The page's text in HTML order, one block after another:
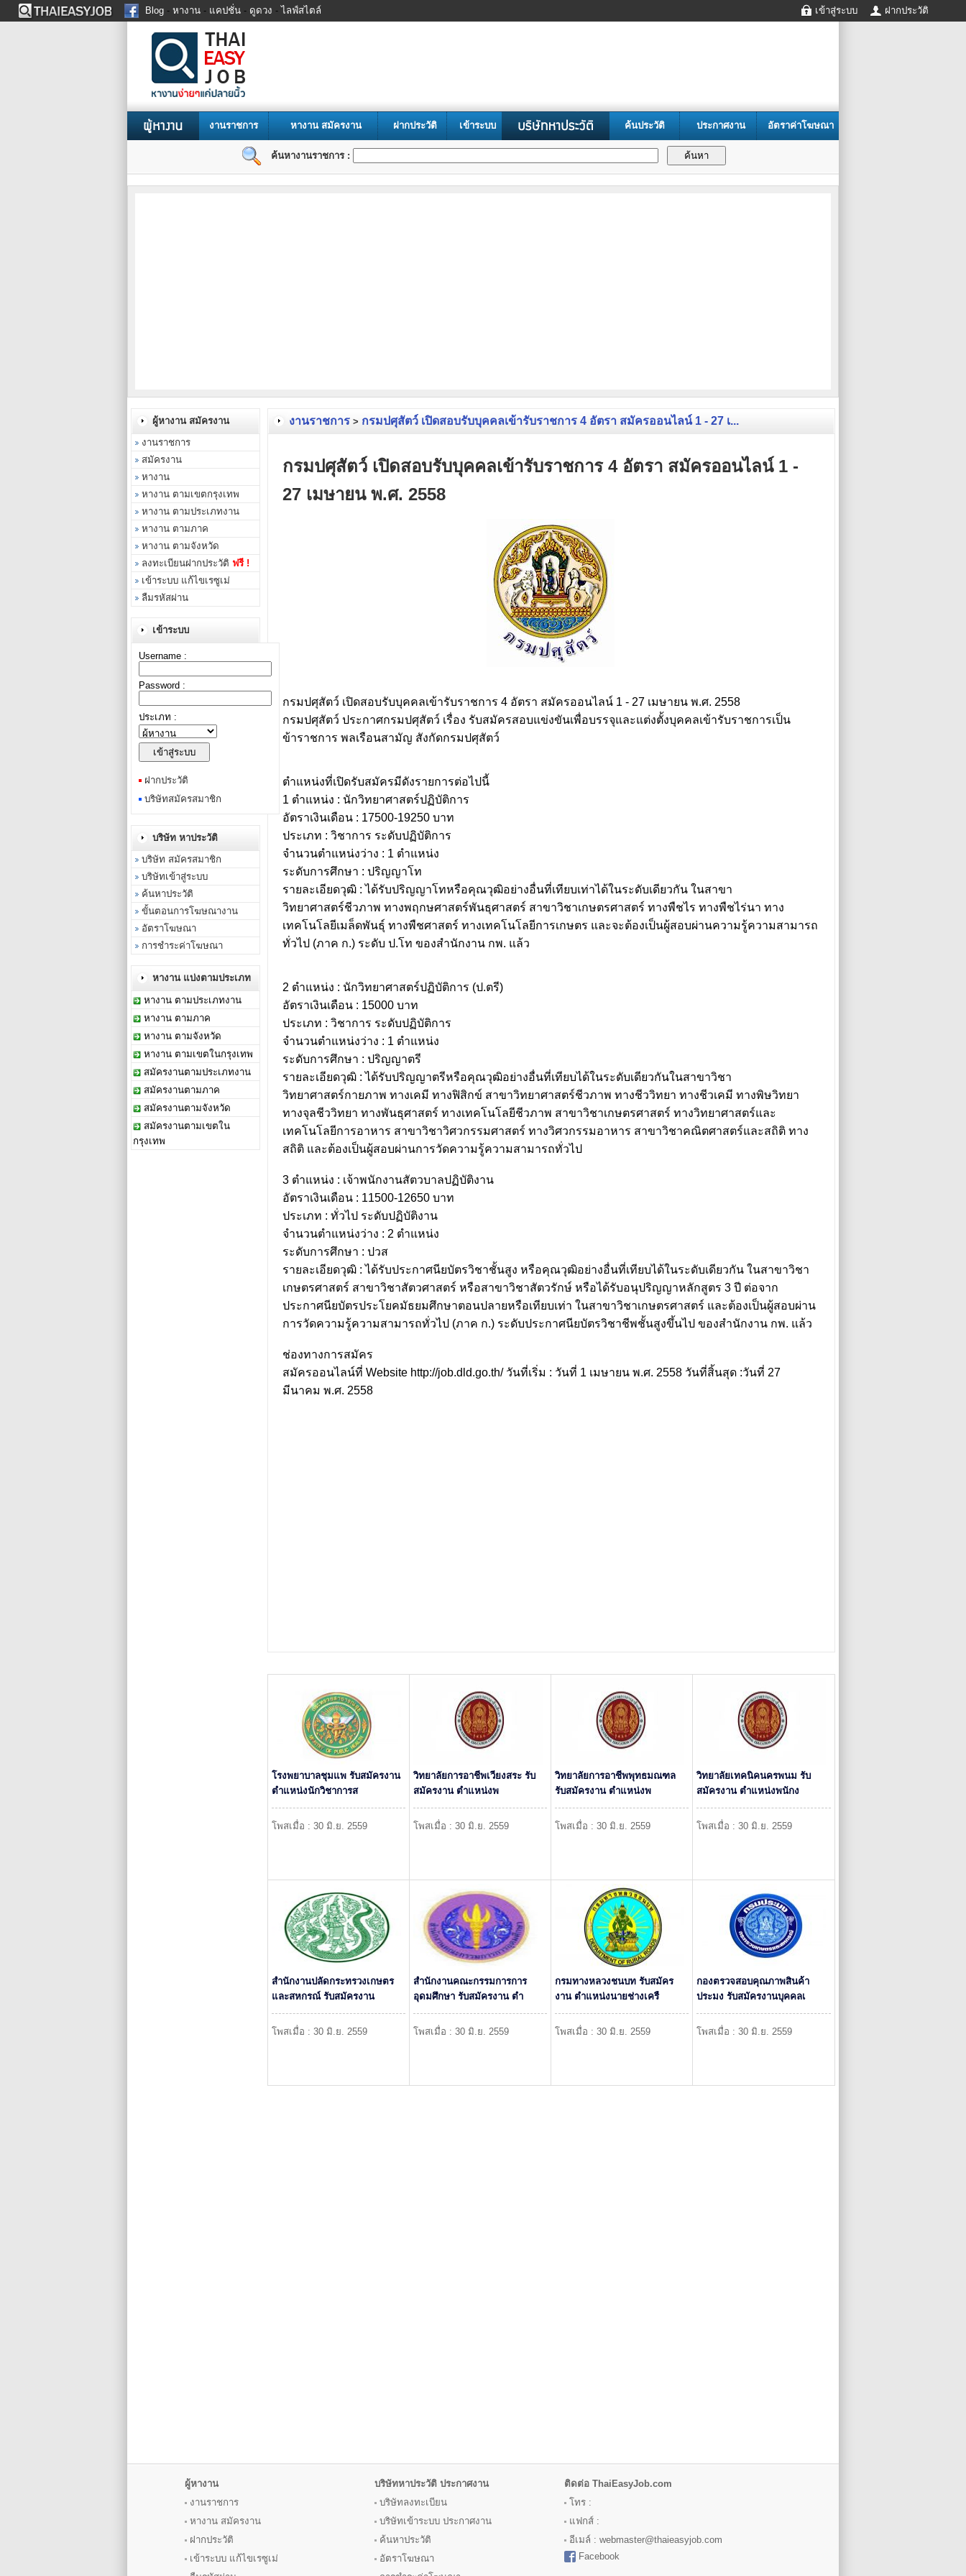
Blog - หางาน - แคปชั่น - ดูดวง -ไลฟ์สไตล์ เข้าสู่ระบบ ฝากประวัติ
งานราชการ หางาน สมัครงาน ฝากประวัติ เข้าระบบ ค้นประวัติ ประกาศงาน อัตราค่าโฆษณา
ค้นหางานราชการ :
งานราชการ > กรมปศุสัตว์ เปิดสอบรับบุคคลเข้ารับราชการ 4 อัตรา สมัครออนไลน์ 1 - 27 เ...
กรมปศุสัตว์ เปิดสอบรับบุคคลเข้ารับราชการ 4 อัตรา สมัครออนไลน์ 1 -
27 เมษายน พ.ศ. 2558
กรมปศุสัตว์ เปิดสอบรับบุคคลเข้ารับราชการ 4 อัตรา สมัครออนไลน์ 1 - 27 เมษายน พ.ศ. 2558
กรมปศุสัตว์ ประกาศกรมปศุสัตว์ เรื่อง รับสมัครสอบแข่งขันเพื่อบรรจุและแต่งตั้งบุคคลเข้ารับราชการเป็น
ข้าราชการ พลเรือนสามัญ สังกัดกรมปศุสัตว์
ตำแหน่งที่เปิดรับสมัครมีดังรายการต่อไปนี้
1 ตำแหน่ง : นักวิทยาศาสตร์ปฏิบัติการ
อัตราเงินเดือน : 17500-19250 บาท
ประเภท : วิชาการ ระดับปฏิบัติการ
จำนวนตำแหน่งว่าง : 1 ตำแหน่ง
ระดับการศึกษา : ปริญญาโท
รายละเอียดวุฒิ : ได้รับปริญญาโทหรือคุณวุฒิอย่างอื่นที่เทียบเท่าได้ในระดับเดียวกัน ในสาขา
วิทยาศาสตร์ชีวภาพ ทางพฤกษศาสตร์พันธุศาสตร์ สาขาวิชาเกษตรศาสตร์ ทางพืชไร ทางพืชไร่นา ทาง
เทคโนโลยีเมล็ดพันธุ์ ทางพืชศาสตร์ ทางเทคโนโลยีการเกษตร และจะต้องเป็นผู้สอบผ่านความรู้ความสามารถ
ทั่วไป (ภาค ก.) ระดับ ป.โท ของสำนักงาน กพ. แล้ว
2 ตำแหน่ง : นักวิทยาศาสตร์ปฏิบัติการ (ป.ตรี)
อัตราเงินเดือน : 15000 บาท
ประเภท : วิชาการ ระดับปฏิบัติการ
จำนวนตำแหน่งว่าง : 1 ตำแหน่ง
ระดับการศึกษา : ปริญญาตรี
รายละเอียดวุฒิ : ได้รับปริญญาตรีหรือคุณวุฒิอย่างอื่นที่เทียบได้ในระดับเดียวกันในสาขาวิชา
วิทยาศาสตร์กายภาพ ทางเคมี ทางฟิสิกข์ สาขาวิทยาศาสตร์ชีวภาพ ทางชีววิทยา ทางชีวเคมี ทางพิษวิทยา
ทางจุลชีววิทยา ทางพันธุศาสตร์ ทางเทคโนโลยีชีวภาพ สาขาวิชาเกษตรศาสตร์ ทางวิทยาศาสตร์และ
เทคโนโลยีการอาหาร สาขาวิชาวิศวกรรมศาสตร์ ทางวิศวกรรมอาหาร สาขาวิชาคณิตศาสตร์และสถิติ ทาง
สถิติ และต้องเป็นผู้สอบผ่านการวัดความรู้ความสามารถทั่วไป
3 ตำแหน่ง : เจ้าพนักงานสัตวบาลปฏิบัติงาน
อัตราเงินเดือน : 11500-12650 บาท
ประเภท : ทั่วไป ระดับปฏิบัติงาน
จำนวนตำแหน่งว่าง : 2 ตำแหน่ง
ระดับการศึกษา : ปวส
รายละเอียดวุฒิ : ได้รับประกาศนียบัตรวิชาชั้นสูง หรือคุณวุฒิอย่างอื่นที่เทียบได้ในระดับเดียวกัน ในสาขาวิชา
เกษตรศาสตร์ สาขาวิชาสัตวศาสตร์ หรือสาขาวิชาสัตวรักษ์ หรือได้รับอนุปริญญาหลักสูตร 3 ปี ต่อจาก
ประกาศนียบัตรประโยคมัธยมศึกษาตอนปลายหรือเทียบเท่า ในสาขาวิชาเกษตรศาสตร์ และต้องเป็นผู้สอบผ่าน
การวัดความรู้ความสามารถทั่วไป (ภาค ก.) ระดับประกาศนียบัตรวิชาชีพชั้นสูงขึ้นไป ของสำนักงาน กพ. แล้ว
ช่องทางการสมัคร
สมัครออนไลน์ที่ Website http://job.dld.go.th/ วันที่เริ่ม : วันที่ 1 เมษายน พ.ศ. 2558 วันที่สิ้นสุด :วันที่ 27
มีนาคม พ.ศ. 2558
โรงพยาบาลชุมแพ รับสมัครงาน
ตำแหน่งนักวิชาการส
โพสเมื่อ : 30 มิ.ย. 2559
วิทยาลัยการอาชีพเวียงสระ รับ
สมัครงาน ตำแหน่งพ
โพสเมื่อ : 30 มิ.ย. 2559
วิทยาลัยการอาชีพพุทธมณฑล
รับสมัครงาน ตำแหน่งพ
โพสเมื่อ : 30 มิ.ย. 2559
วิทยาลัยเทคนิคนครพนม รับ
สมัครงาน ตำแหน่งพนักง
โพสเมื่อ : 30 มิ.ย. 2559
สำนักงานปลัดกระทรวงเกษตร
และสหกรณ์ รับสมัครงาน
โพสเมื่อ : 30 มิ.ย. 2559
สำนักงานคณะกรรมการการ
อุดมศึกษา รับสมัครงาน ตำ
โพสเมื่อ : 30 มิ.ย. 2559
กรมทางหลวงชนบท รับสมัคร
งาน ตำแหน่งนายช่างเครื
โพสเมื่อ : 30 มิ.ย. 2559
กองตรวจสอบคุณภาพสินค้า
ประมง รับสมัครงานบุคคลเ
โพสเมื่อ : 30 มิ.ย. 2559
ผู้หางาน สมัครงาน
งานราชการ
สมัครงาน
หางาน
หางาน ตามเขตกรุงเทพ
หางาน ตามประเภทงาน
หางาน ตามภาค
หางาน ตามจังหวัด
ลงทะเบียนฝากประวัติ ฟรี !
เข้าระบบ แก้ไขเรซูเม่
ลืมรหัสผ่าน
เข้าระบบ
Username :
Password :
ประเภท :
ฝากประวัติ
บริษัทสมัครสมาชิก
บริษัท หาประวัติ
บริษัท สมัครสมาชิก
บริษัทเข้าสู่ระบบ
ค้นหาประวัติ
ขั้นตอนการโฆษณางาน
อัตราโฆษณา
การชำระค่าโฆษณา
หางาน แบ่งตามประเภท
หางาน ตามประเภทงาน
หางาน ตามภาค
หางาน ตามจังหวัด
หางาน ตามเขตในกรุงเทพ
สมัครงานตามประเภทงาน
สมัครงานตามภาค
สมัครงานตามจังหวัด
สมัครงานตามเขตใน
กรุงเทพ
ผู้หางาน
งานราชการ
หางาน สมัครงาน
ฝากประวัติ
เข้าระบบ แก้ไขเรซูเม่
บริษัทหาประวัติ ประกาศงาน
บริษัทลงทะเบียน
บริษัทเข้าระบบ ประกาศงาน
ค้นหาประวัติ
อัตราโฆษณา
ติดต่อ ThaiEasyJob.com
โทร :
แฟกส์ :
อีเมล์ : webmaster@thaieasyjob.com
Facebook